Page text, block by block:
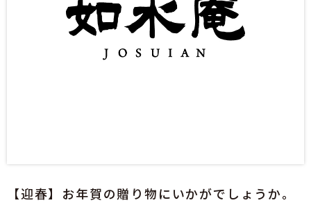
【迎春】お年賀の贈り物にいかがでしょうか。